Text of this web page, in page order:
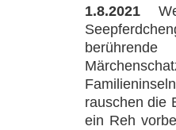
1.8.2021
rauschen die
ein Reh